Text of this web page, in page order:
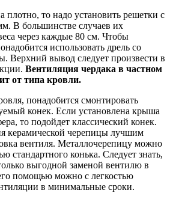
плотно, то надо установить решетки с
В большинстве случаев их
через каждые 80 см. Чтобы
использовать дрель со
Верхний вывод следует произвести в
Вентиляция чердака в частном
от типа кровли.
понадобится смонтировать
конек. Если установлена крыша
то подойдет классический конек.
керамической черепицы лучшим
вентиля. Металлочерепицу можно
стандартного конька. Следует знать,
выгодной заменой вентилю в
помощью можно с легкостью
в минимальные сроки.